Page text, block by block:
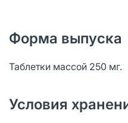
Форма выпуска
Таблетки массой 250 мг.
Условия